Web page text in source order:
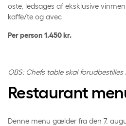
oste, ledsages af eksklusive
kaffe/te og avec
Per person 1.450 kr.
OBS: Chefs table skal
Restaurant
Denne menu gælder fra den 7.